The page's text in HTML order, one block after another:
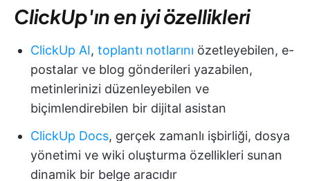
ClickUp'ın en iyi özellikleri
ClickUp AI, toplantı notlarını özetleyebilen, e-
postalar ve blog gönderileri yazabilen,
metinlerinizi düzenleyebilen ve
biçimlendirebilen bir dijital asistan
ClickUp Docs, gerçek zamanlı işbirliği, dosya
yönetimi ve wiki oluşturma özellikleri sunan
dinamik bir belge aracıdır